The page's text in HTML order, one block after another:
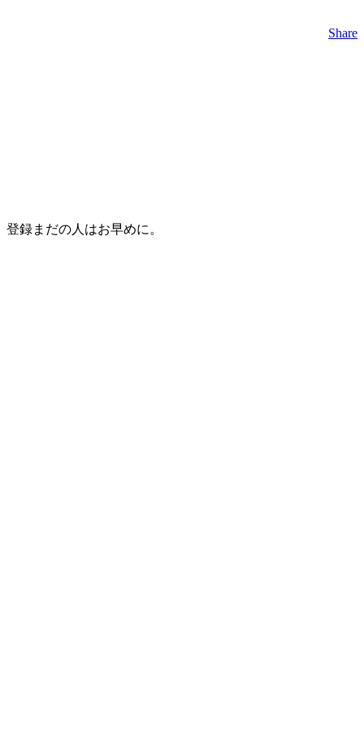
Share
録まだの人はお早めに。